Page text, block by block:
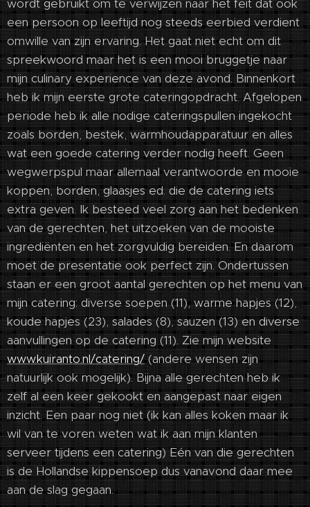
wordt gebruikt om te verwijzen naar het feit dat ook
een persoon op leeftijd nog steeds eerbied verdient
omwille van zijn ervaring. Het gaat niet echt om dit
spreekwoord maar het is een mooi bruggetje naar
mijn culinary experience van deze avond. Binnenkort
heb ik mijn eerste grote cateringopdracht. Afgelopen
periode heb ik alle nodige cateringspullen ingekocht
zoals borden, bestek, warmhoudapparatuur en alles
wat een goede catering verder nodig heeft. Geen
wegwerpspul maar allemaal verantwoorde en mooie
koppen, borden, glaasjes ed. die de catering iets
extra geven. Ik besteed veel zorg aan het bedenken
van de gerechten, het uitzoeken van de mooiste
ingrediënten en het zorgvuldig bereiden. En daarom
moet de presentatie ook perfect zijn. Ondertussen
staan er een groot aantal gerechten op het menu van
mijn catering: diverse soepen (11), warme hapjes (12),
koude hapjes (23), salades (8), sauzen (13) en diverse
aanvullingen op de catering (11). Zie mijn website
www.kuiranto.nl/catering/(andere wensen zijn
natuurlijk ook mogelijk). Bijna alle gerechten heb ik
zelf al een keer gekookt en aangepast naar eigen
inzicht. Een paar nog niet (ik kan alles koken maar ik
wil van te voren weten wat ik aan mijn klanten
serveer tijdens een catering) Eén van die gerechten
is de Hollandse kippensoep dus vanavond daar mee
aan de slag gegaan.